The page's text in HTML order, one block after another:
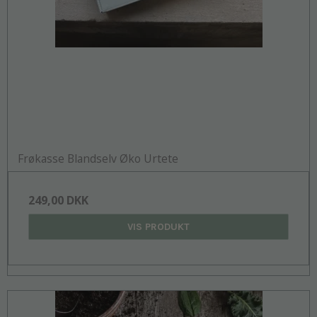
Frøkasse Blandselv Øko Urtete
249,00 DKK
VIS PRODUKT